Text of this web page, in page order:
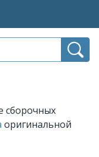
сборочных
оригинальной